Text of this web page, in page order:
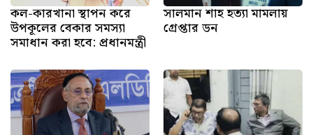
কল-কারখানা স্থাপন করে
উপকূলের বেকার সমস্যা
সমাধান করা হবে: প্রধানমন্ত্রী
সালমান শাহ হত্যা মামলায়
গ্রেপ্তার ডন